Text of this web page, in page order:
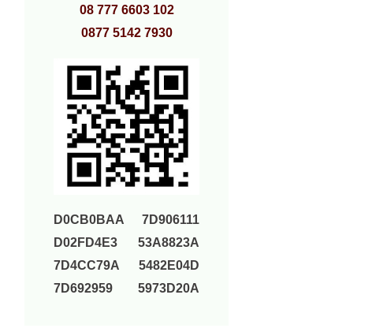
08 777 6603 102
0877 5142 7930
D0CB0BAA
7D906111
D02FD4E3
53A8823A
7D4CC79A
5482E04D
7D692959
5973D20A